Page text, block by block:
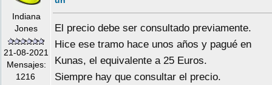
Indiana
Jones
21-08-2021
Mensajes:
1216
El precio debe ser consultado previamente.
Hice ese tramo hace unos años y pagué en
Kunas, el equivalente a 25 Euros.
Siempre hay que consultar el precio.